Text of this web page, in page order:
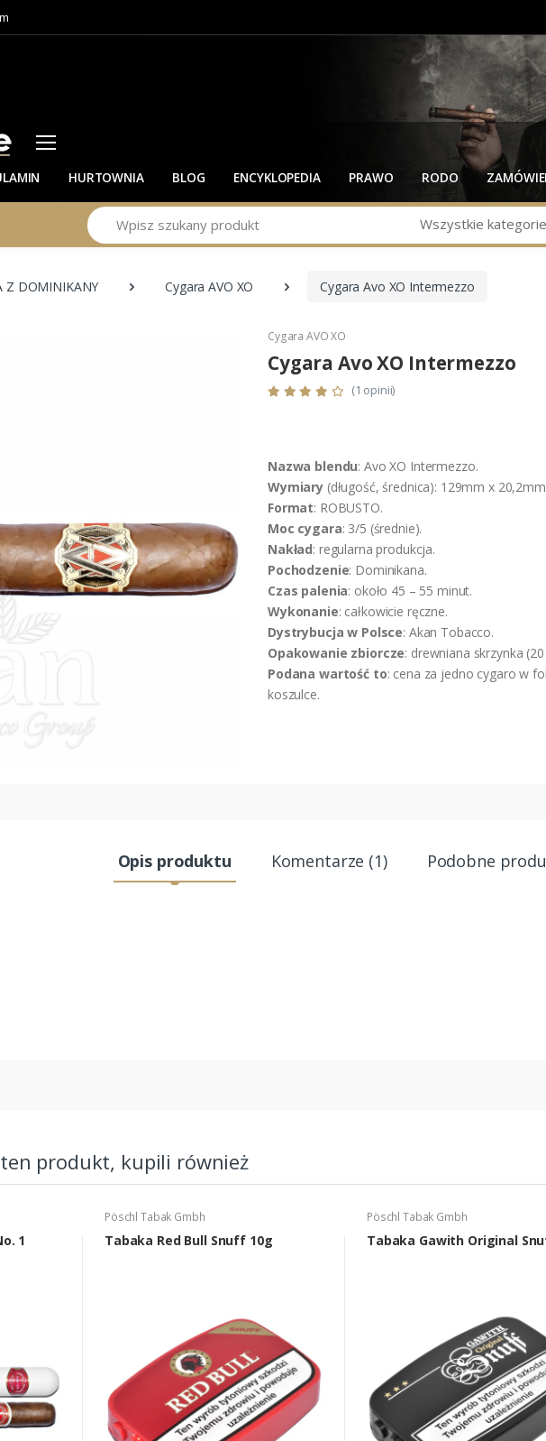
HURTOWNIA BLOG ENCYKLOPEDIA PRAWO RODO
Szukaj Wszystkie kategorie
Z DOMINIKANY Cygara AVO XO Cygara Avo XO Intermezzo
Cygara AVO XO
Cygara Avo XO Intermezzo
(1 opinii)
Nazwa blendu: Avo XO Intermezzo.
Wymiary (długość, średnica): 129mm x
Format: ROBUSTO.
Moc cygara: 3/5 (średnie).
Nakład: regularna produkcja.
Pochodzenie: Dominikana.
Czas palenia: około 45 – 55 minut.
Wykonanie: całkowicie ręczne.
Dystrybucja w Polsce: Akan Tobacco.
Opakowanie zbiorcze: drewniana skrzynka
Podana wartość to: cena za jedno cygaro w
koszulce.
Opis produktu Komentarze (1) Podobne
produkt, kupili również
1
Pöschl Tabak Gmbh
Tabaka Red Bull Snuff 10g
Pöschl Tabak Gmbh
Tabaka Gawith Original